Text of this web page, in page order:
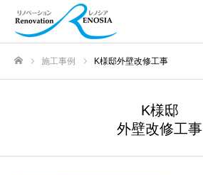
施工事例 K様邸外壁改修工事
K様邸
外壁改修工事